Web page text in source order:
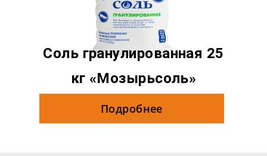
Соль гранулированная 25
кг «Мозырьсоль»
Подробнее